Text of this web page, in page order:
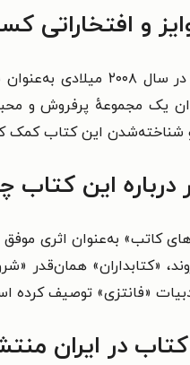
و افتخاراتی
یک مجموعهٔ پرفروش و
و شناخته‌شدن این کتاب
درباره این
کاتب» به‌عنوان اثری موفق
«کتابداران» همان‌قدر
در ایران